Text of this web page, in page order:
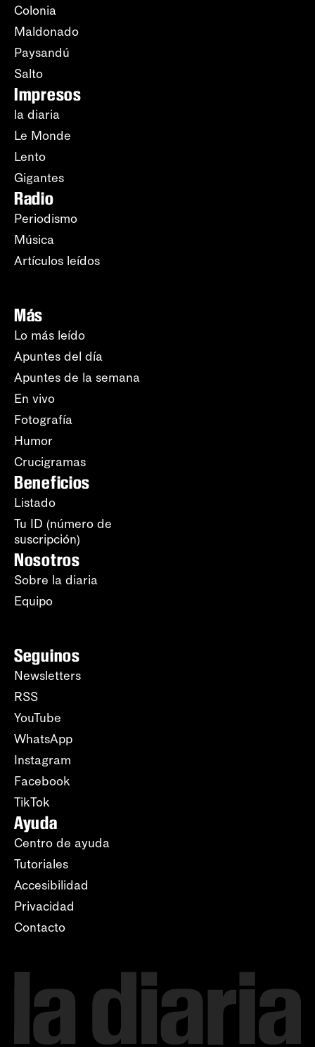
Colonia
Maldonado
Paysandú
Salto
Impresos
la diaria
Le Monde
Lento
Gigantes
Radio
Periodismo
Música
Artículos leídos
Más
Lo más leído
Apuntes del día
Apuntes de la semana
En vivo
Fotografía
Humor
Crucigramas
Beneficios
Listado
Tu ID (número de
suscripción)
Nosotros
Sobre la diaria
Equipo
Seguinos
Newsletters
RSS
YouTube
WhatsApp
Instagram
Facebook
TikTok
Ayuda
Centro de ayuda
Tutoriales
Accesibilidad
Privacidad
Contacto